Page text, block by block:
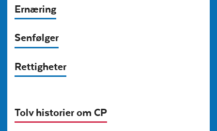
Ernæring
Senfølger
Rettigheter
Tolv historier om CP